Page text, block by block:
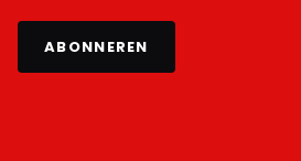
ABONNEREN